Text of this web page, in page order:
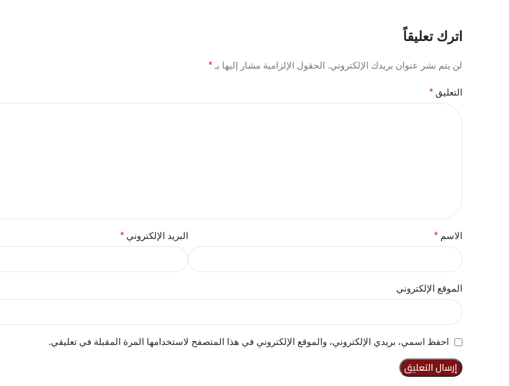
اترك تعليقاً
لن يتم نشر عنوان بريدك الإلكتروني. الحقول الإلزامية مشار إليها بـ *
التعليق *
الاسم * البريد الإلكتروني *
الموقع الإلكتروني
احفظ اسمي، بريدي الإلكتروني، والموقع الإلكتروني في هذا المتصفح لاستخدامها المرة المقبلة في تعليقي.